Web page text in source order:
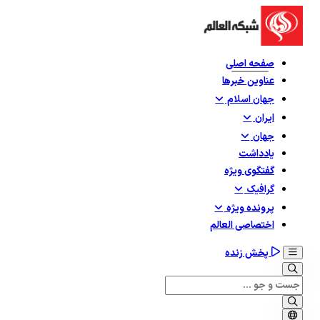
صفحه اصلی
عناوین خبرها
جهان اسلام
ایران
جهان
یادداشت
گفتگوی ویژه
گرافيک
پرونده ویژه
اختصاصی العالم
پخش زنده